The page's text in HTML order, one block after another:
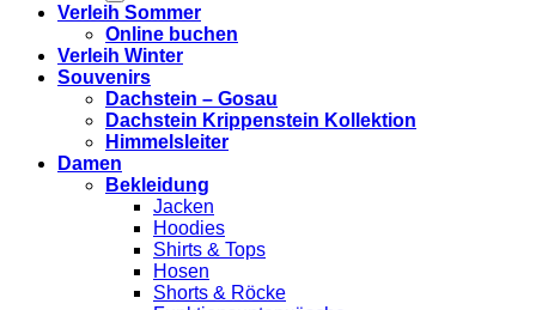
Verleih Sommer
Online buchen
Verleih Winter
Souvenirs
Dachstein – Gosau
Dachstein Krippenstein Kollektion
Himmelsleiter
Damen
Bekleidung
Jacken
Hoodies
Shirts & Tops
Hosen
Shorts & Röcke